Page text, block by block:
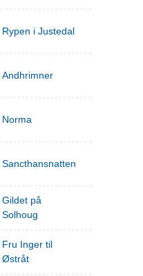
Rypen i Justedal
Andhrimner
Norma
Sancthansnatten
Gildet på
Solhoug
Fru Inger til
Østråt